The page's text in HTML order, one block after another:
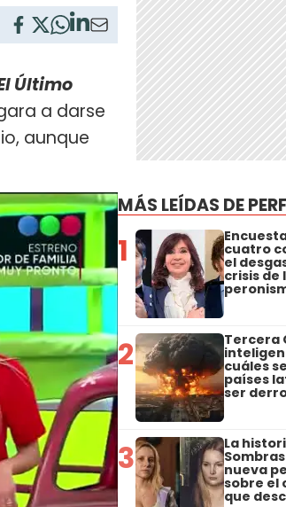
Último
a darse
aunque
MÁS LEÍDAS DE
1 cuatro
el
crisis de
2 Tercera
cuáles
países
ser
3 La
nueva
sobre el
que